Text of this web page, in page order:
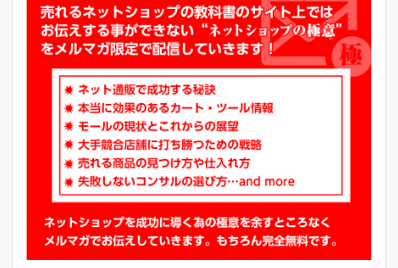
m
a
z
o
n
売
れ
筋
ラ
ン
キ
ン
グ
2.4
Q
o